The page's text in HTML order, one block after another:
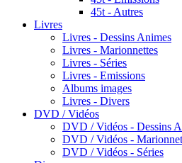
45t - Autres
Livres
Livres - Dessins Animes
Livres - Marionnettes
Livres - Séries
Livres - Emissions
Albums images
Livres - Divers
DVD / Vidéos
DVD / Vidéos - Dessins
DVD / Vidéos -
DVD / Vidéos - Séries